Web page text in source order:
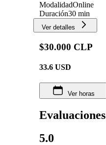
ModalidadOnline
Duración30 min
Ver detalles
$30.000 CLP
33.6 USD
Ver horas
Evaluaciones
5.0